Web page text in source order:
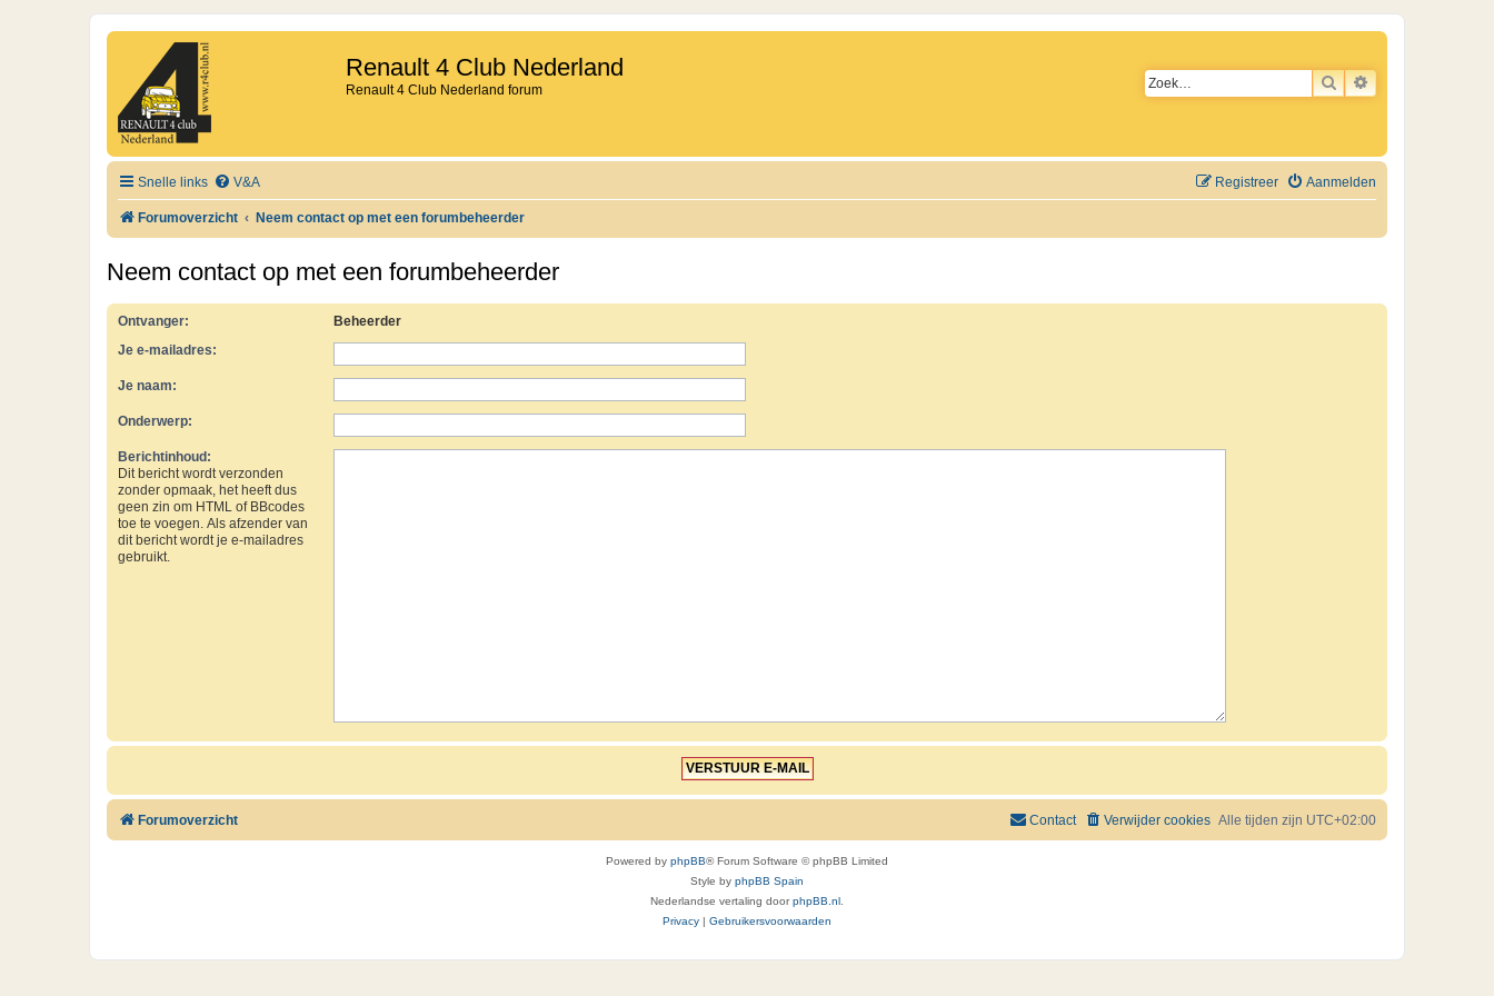
Renault 4 Club Nederland
Renault 4 Club Nederland forum ZOEKUITGEBREID
Snelle links V&A Aanmelden
Registreer
Forumoverzicht Neem contact op met een forumbeheerder
Neem contact op met een forumbeheerder
Ontvanger:
Beheerder
Je e-mailadres:
Je naam:
Onderwerp:
Berichtinhoud:
Dit bericht wordt verzonden
zonder opmaak, het heeft dus
geen zin om HTML of BBcodes
toe te voegen. Als afzender van
dit bericht wordt je e-mailadres
gebruikt.
Forumoverzicht Alle tijden zijn UTC+02:00
Verwijder cookies
Contact
Powered by phpBB® Forum Software © phpBB Limited
Style by phpBB Spain
Nederlandse vertaling doorphpBB.nl
Privacy | Gebruikersvoorwaarden